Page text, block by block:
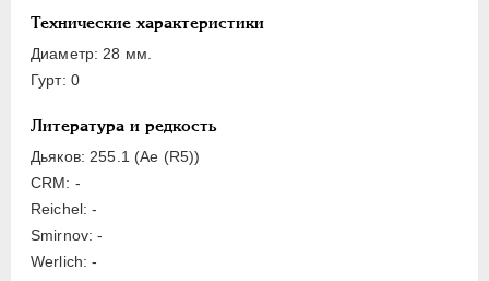
Технические характеристики
Диаметр: 28 мм.
Гурт: 0
Литература и редкость
Дьяков: 255.1 (Ae (R5))
CRM: -
Reichel: -
Smirnov: -
Werlich: -
A
Русская надпись
П
Цифры